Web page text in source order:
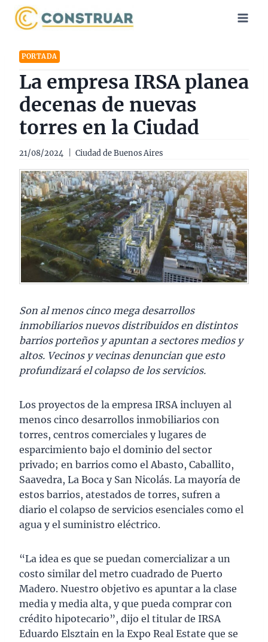
Saltar
PORTADA
La empresa IRSA planea
decenas de nuevas
torres en la Ciudad
21/08/2024 Ciudad de Buenos Aires
Son al menos cinco mega desarrollos
inmobiliarios nuevos distribuidos en distintos
barrios porteños y apuntan a sectores medios y
altos. Vecinos y vecinas denuncian que esto
profundizará el colapso de los servicios.
Los proyectos de la empresa IRSA incluyen al
menos cinco desarrollos inmobiliarios con
torres, centros comerciales y lugares de
esparcimiento bajo el dominio del sector
privado; en barrios como el Abasto, Caballito,
Saavedra, La Boca y San Nicolás. La mayoría de
estos barrios, atestados de torres, sufren a
diario el colapso de servicios esenciales como el
agua y el suministro eléctrico.
“La idea es que se puedan comercializar a un
costo similar del metro cuadrado de Puerto
Madero. Nuestro objetivo es apuntar a la clase
media y media alta, y que pueda comprar con
crédito hipotecario”, dijo el titular de IRSA
Eduardo Elsztain en la Expo Real Estate que se